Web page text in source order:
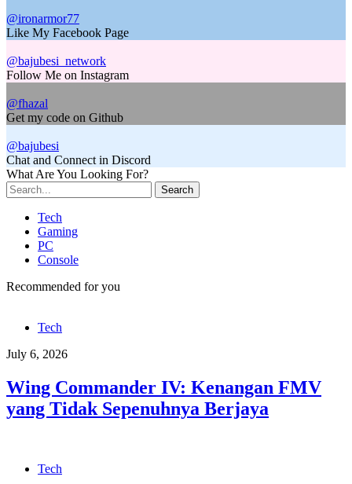
@ironarmor77
Like My Facebook Page
@bajubesi_network
Follow Me on Instagram
@fhazal
Get my code on Github
@bajubesi
Chat and Connect in Discord
What Are You Looking For?
Search
Tech
Gaming
PC
Console
Recommended for you
Tech
July 6, 2026
Wing Commander IV: Kenangan FMV
yang Tidak Sepenuhnya Berjaya
Tech